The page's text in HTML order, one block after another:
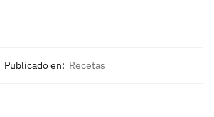
Publicado en: Recetas